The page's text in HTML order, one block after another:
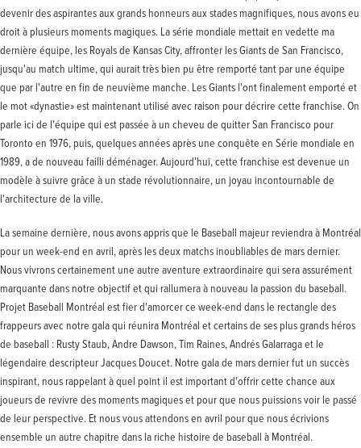
devenir des aspirantes aux grands honneurs aux stades magnifiques, nous avons eu
droit à plusieurs moments magiques. La série mondiale mettait en vedette ma
dernière équipe, les Royals de Kansas City, affronter les Giants de San Francisco,
jusqu'au match ultime, qui aurait très bien pu être remporté tant par une équipe
que par l'autre en fin de neuvième manche. Les Giants l'ont finalement emporté et
le mot «dynastie» est maintenant utilisé avec raison pour décrire cette franchise. On
parle ici de l'équipe qui est passée à un cheveu de quitter San Francisco pour
Toronto en 1976, puis, quelques années après une conquête en Série mondiale en
1989, a de nouveau failli déménager. Aujourd'hui, cette franchise est devenue un
modèle à suivre grâce à un stade révolutionnaire, un joyau incontournable de
l'architecture de la ville.
La semaine dernière, nous avons appris que le Baseball majeur reviendra à Montréal
pour un week-end en avril, après les deux matchs inoubliables de mars dernier.
Nous vivrons certainement une autre aventure extraordinaire qui sera assurément
marquante dans notre objectif et qui rallumera à nouveau la passion du baseball.
Projet Baseball Montréal est fier d'amorcer ce week-end dans le rectangle des
frappeurs avec notre gala qui réunira Montréal et certains de ses plus grands héros
de baseball : Rusty Staub, Andre Dawson, Tim Raines, Andrés Galarraga et le
légendaire descripteur Jacques Doucet. Notre gala de mars dernier fut un succès
inspirant, nous rappelant à quel point il est important d'offrir cette chance aux
joueurs de revivre des moments magiques et pour que nous puissions voir le passé
de leur perspective. Et nous vous attendons en avril pour que nous écrivions
ensemble un autre chapitre dans la riche histoire de baseball à Montréal.